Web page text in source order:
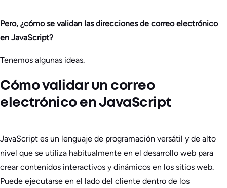
Pero, ¿cómo se validan las direcciones de correo electrónico
en JavaScript?
Tenemos algunas ideas.
Cómo validar un correo
electrónico en JavaScript
JavaScript es un lenguaje de programación versátil y de alto
nivel que se utiliza habitualmente en el desarrollo web para
crear contenidos interactivos y dinámicos en los sitios web.
Puede ejecutarse en el lado del cliente dentro de los